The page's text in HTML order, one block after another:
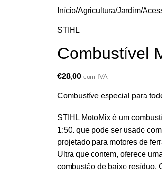
Início Agricultura/Jardim
STIHL
Combustível
€28,00 com IVA
Combustíve especial para
STIHL MotoMix é um
1:50, que pode ser usado
projetado para motores de
Ultra que contém, oferece
combustão de baixo resíduo.